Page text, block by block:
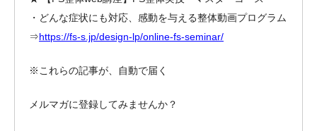
・どんな症状にも対応、感動を与える整体動画プログラム
⇒https://fs-s.jp/design-lp/online-fs-seminar/
※これらの記事が、自動で届く
メルマガに登録してみませんか？